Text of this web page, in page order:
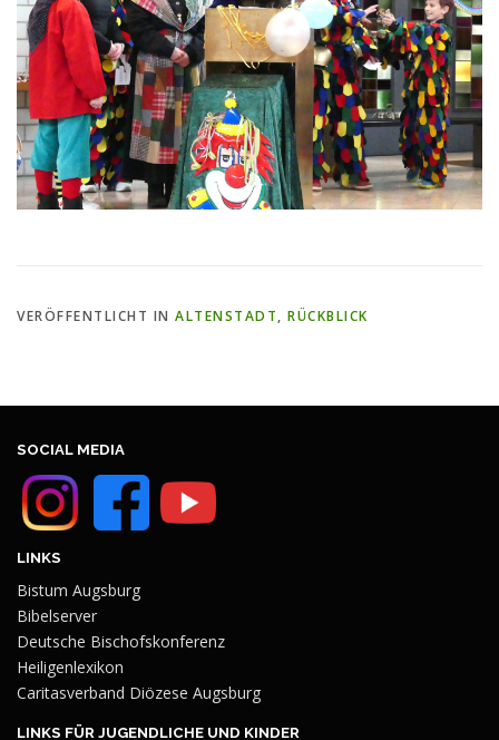
VERÖFFENTLICHT IN ALTENSTADT, RÜCKBLICK
SOCIAL MEDIA
LINKS
Bistum Augsburg
Bibelserver
Deutsche Bischofskonferenz
Heiligenlexikon
Caritasverband Diözese Augsburg
LINKS FÜR JUGENDLICHE UND KINDER